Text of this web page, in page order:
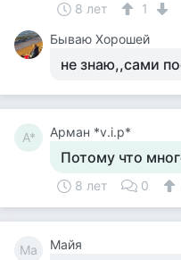
8 лет
1
Бываю Хорошей
не знаю,,сами
А* Арман *v.i.p*
Потому что
8 лет 0
Ма Майя